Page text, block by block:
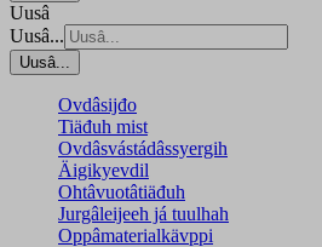
Uusâ
Uusâ...
Uusâ...
Ovdâsijđo
Tiäđuh mist
Ovdâsvástádâssyergih
Äigikyevdil
Ohtâvuotâtiäđuh
Jurgâleijeeh já tuulhah
Oppâmaterialkävppi